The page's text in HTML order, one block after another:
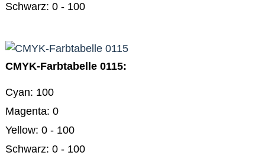
Schwarz: 0 - 100
CMYK-Farbtabelle 0115:
Cyan: 100
Magenta: 0
Yellow: 0 - 100
Schwarz: 0 - 100